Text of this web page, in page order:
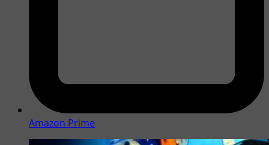
Amazon Prime